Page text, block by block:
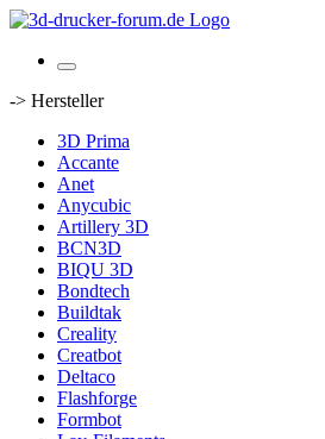
-> Hersteller
3D Prima
Accante
Anet
Anycubic
Artillery 3D
BCN3D
BIQU 3D
Bondtech
Buildtak
Creality
Creatbot
Deltaco
Flashforge
Formbot